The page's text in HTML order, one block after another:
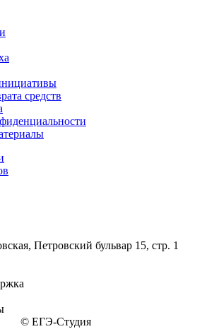
средств
Петровский бульвар 15, стр. 1
© ЕГЭ-Студия